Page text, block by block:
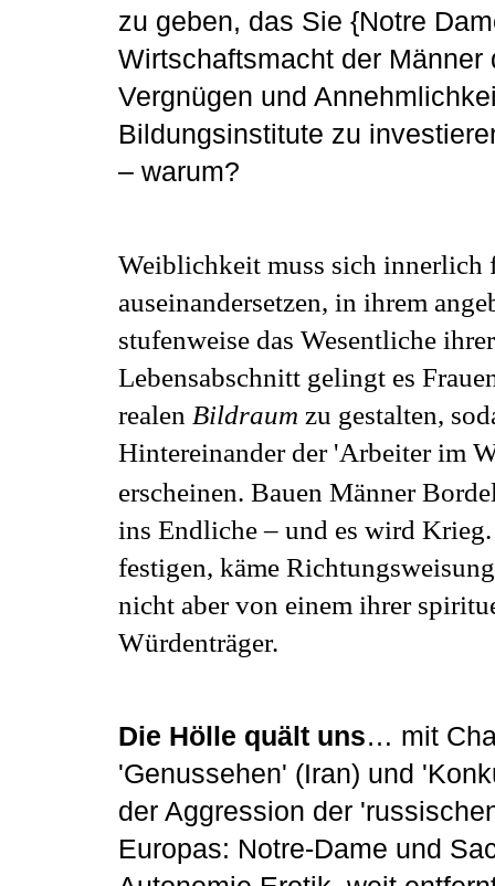
zu geben, das Sie {Notre
Wirtschaftsmacht der
Vergnügen und
Bildungsinstitute zu
– warum?
Weiblichkeit muss sich innerlich
auseinandersetzen, in ihrem
stufenweise das Wesentliche
Lebensabschnitt gelingt es
realen Bildraum zu gestalten,
Hintereinander der 'Arbeiter im
erscheinen. Bauen Männer
ins Endliche – und es wird
festigen, käme
nicht aber von einem ihrer
Würdenträger.
Die Hölle quält uns… mit
'Genussehen' (Iran) und '
der Aggression der '
Europas: Notre-Dame und